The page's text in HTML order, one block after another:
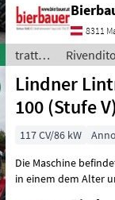
Zustand und kann
telefonischer
gerne vor Ort
und geprüft we
8311
trattori
/ Deutz
Fahr
Lindner
100 (Stufe V)
117 CV/86 kW
Die Maschine
in einem dem Alter